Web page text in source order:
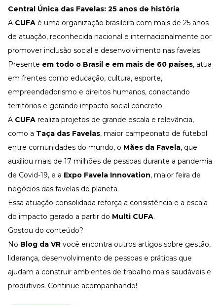
Central Única das Favelas: 25 anos de história
A CUFA é uma organização brasileira com mais de 25 anos
de atuação, reconhecida nacional e internacionalmente por
promover inclusão social e desenvolvimento nas favelas.
Presente em todo o Brasil e em mais de 60 países, atua
em frentes como educação, cultura, esporte,
empreendedorismo e direitos humanos, conectando
territórios e gerando impacto social concreto.
A CUFA realiza projetos de grande escala e relevância,
como a Taça das Favelas, maior campeonato de futebol
entre comunidades do mundo, o Mães da Favela, que
auxiliou mais de 17 milhões de pessoas durante a pandemia
de Covid-19, e a Expo Favela Innovation, maior feira de
negócios das favelas do planeta.
Essa atuação consolidada reforça a consistência e a escala
do impacto gerado a partir do Multi CUFA.
Gostou do conteúdo?
No Blog da VR você encontra outros artigos sobre gestão,
liderança, desenvolvimento de pessoas e práticas que
ajudam a construir ambientes de trabalho mais saudáveis e
produtivos. Continue acompanhando!